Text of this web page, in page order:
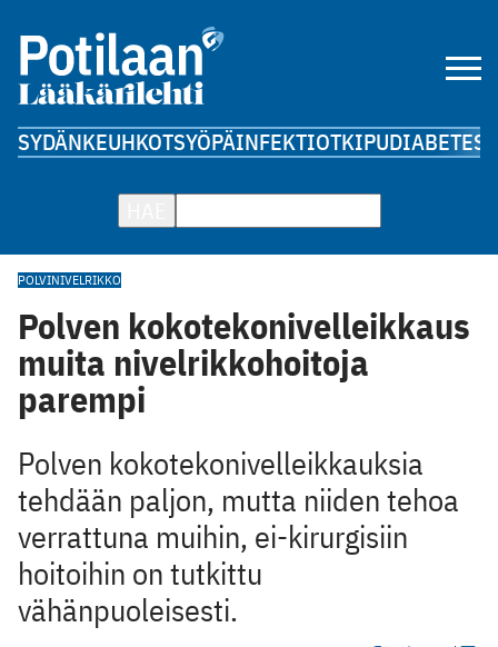
SYDÄNKEUHKOTSYÖPÄINFEKTIOTKIPUDIABETES
POLVINIVELRIKKO
Polven kokotekonivelleikkaus
muita nivelrikkohoitoja
parempi
Polven kokotekonivelleikkauksia
tehdään paljon, mutta niiden tehoa
verrattuna muihin, ei-kirurgisiin
hoitoihin on tutkittu
vähänpuoleisesti.